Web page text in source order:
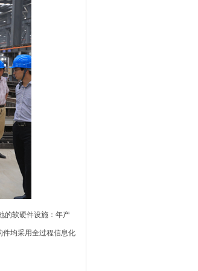
的软硬件设施：年产
件均采用全过程信息化